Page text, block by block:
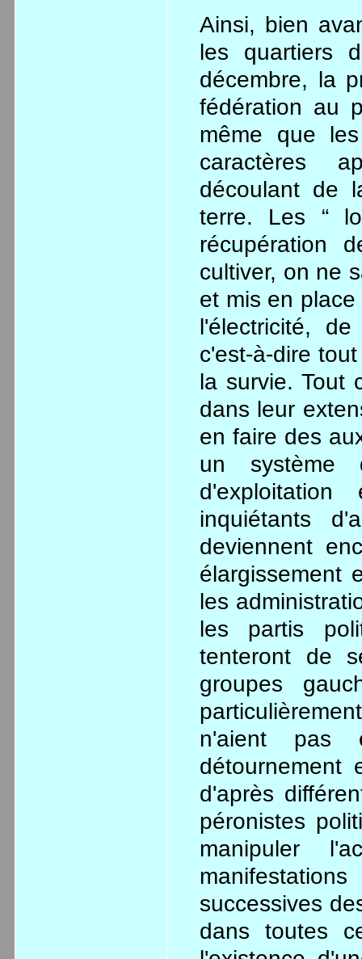
Ainsi, bien avant les assemblées qui surgiront dans les quartiers des classes moyennes après le 19 décembre, la pratique des assemblées local et leur fédération au plan national sont déjà en place, de même que les tentatives de récupération.D'autres caractères apparaissent selon les situations découlant de la lutte pour le logement et pour la terre. Les “ locaux ” semblent avoir organisé la récupération des terres (pour construire ou pour cultiver, on ne sait), installé des logements de fortune et mis en place la “ récupération ” et la distribution de l'électricité, de l'eau potable, construit les égouts, c'est-à-dire tout un processus d 'auto-organisation de la survie. Tout comme les réseaux de troc subissent dans leur extension des tentatives d'intégration, pour en faire des auxiliaires de gestion de la pénurie dans un système qui garde toutes ses capacités d'exploitation et de nuisance, les piqueteros, inquiétants d'abord par leur origine sociale, le deviennent encore plus par leur structuration, leur élargissement et leur radicalisation. Ce ne sont pas les administrations provinciales, mais les syndicats et les partis politiques, notamment péronistes, qui tenteront de se charger de cette intégration (les groupes gauchistes aussi, mais leur poids est particulièrement faible). Il semble que ces tentatives n'aient pas eu l'effet d'encadrement et de détournement espéré, bien qu'il ne soit pas exclu, d'après différents témoignages, que différents clans péronistes politiques et/ou syndicaux aient tenté de manipuler l'action des piqueteros dans les manifestations qui ont conduit aux chutes successives des présidents. Ce qui semble s'affirmer, dans toutes ces tentatives de récupération, c'est l'existence d'une base active qui, poussée par les nécessités de survie, va pousser et agir vers des solutions plus radicales qui déferleront les 19 et 20 décembre 2001. En septembre 2001 se tiennent deux rencontres nationales, et un comité de coordination de l'action des chômeurs dans les villes et les régions est mis en place. Il est, là encore, difficile de dire quelle part tiennent syndicats et partis dans cette tentative de structuration d'un mouvement qui effectivement est resté jusqu'alors parcellaire et localisé, et dont l' organisation à une autre échelle peut renforcer l'efficacité tout en favorisant une distanciation de la base active et l'intervention de diverses manipulations. C'est ainsi